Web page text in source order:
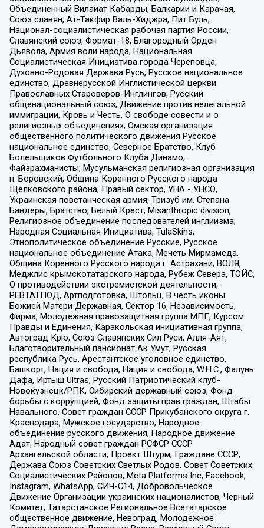
Объединенный Вилайат Кабарды, Балкарии и Карачая,
Союз славян, Ат-Такфир Валь-Хиджра, Пит Буль,
Национал-социалистическая рабочая партия России,
Славянский союз, Формат-18, Благородный Орден
Дьявола, Армия воли народа, Национальная
Социалистическая Инициатива города Череповца,
Духовно-Родовая Держава Русь, Русское национальное
единство, Древнерусской Инглистической церкви
Православных Староверов-Инглингов, Русский
общенациональный союз, Движение против нелегальной
иммиграции, Кровь и Честь, О свободе совести и о
религиозных объединениях, Омская организация
общественного политического движения Русское
национальное единство, Северное Братство, Клуб
Болельщиков Футбольного Клуба Динамо,
Файзрахманисты, Мусульманская религиозная организация
п. Боровский, Община Коренного Русского народа
Щелковского района, Правый сектор, УНА - УНСО,
Украинская повстанческая армия, Тризуб им. Степана
Бандеры, Братство, Белый Крест, Misanthropic division,
Религиозное объединение последователей инглиизма,
Народная Социальная Инициатива, TulaSkins,
Этнополитическое объединение Русские, Русское
национальное объединение Атака, Мечеть Мирмамеда,
Община Коренного Русского народа г. Астрахани, ВОЛЯ,
Меджлис крымскотатарского народа, Рубеж Севера, ТОЙС,
О противодействии экстремистской деятельности,
РЕВТАТПОД, Артподготовка, Штольц, В честь иконы
Божией Матери Державная, Сектор 16, Независимость,
Фирма, Молодежная правозащитная группа МПГ, Курсом
Правды и Единения, Каракольская инициативная группа,
Автоград Крю, Союз Славянских Сил Руси, Алля-Аят,
Благотворительный пансионат Ак Умут, Русская
республика Русь, Арестантское уголовное единство,
Башкорт, Нация и свобода, Нация и свобода, W.H.С., Фалунь
Дафа, Иртыш Ultras, Русский Патриотический клуб-
Новокузнецк/РПК, Сибирский державный союз, Фонд
борьбы с коррупцией, Фонд защиты прав граждан, Штабы
Навального, Совет граждан СССР Прикубанского округа г.
Краснодара, Мужское государство, Народное
объединение русского движения, Народное движение
Адат, Народный совет граждан РСФСР СССР
Архангельской области, Проект Штурм, Граждане СССР,
Держава Союз Советских Светлых Родов, Совет Советских
Социалистических Районов, Meta Platforms Inc, Facebook,
Instagram, WhatsApp, СИЧ-С14, Добровольческое
Движение Организации украинских националистов, Черный
Комитет, Татарстанское Региональное Всетатарское
общественное движение, Невоград, Молодежное